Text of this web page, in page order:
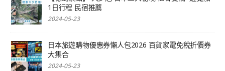
1日行程 民宿推薦
2024-05-23
日本旅遊購物優惠券懶人包2026 百貨家電免稅折價券
大集合
2024-05-23